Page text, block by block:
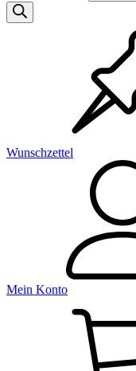
Wunschzettel
Mein Konto